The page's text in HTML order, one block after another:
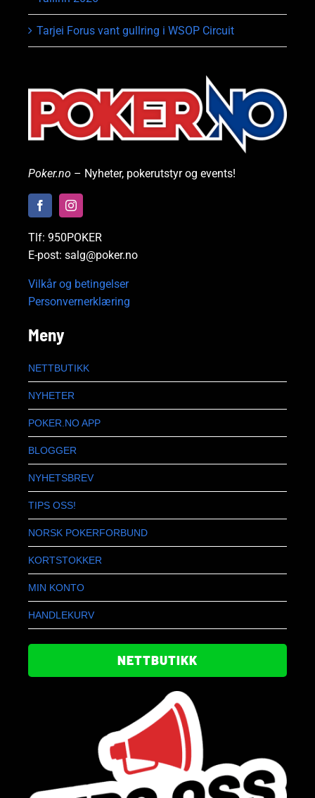
Tarjei Forus vant gullring i WSOP Circuit
Poker.no – Nyheter, pokerutstyr og events!
Tlf: 950POKER
E-post: salg@poker.no
Vilkår og betingelser
Personvernerklæring
Meny
NETTBUTIKK
NYHETER
POKER.NO APP
BLOGGER
NYHETSBREV
TIPS OSS!
NORSK POKERFORBUND
KORTSTOKKER
MIN KONTO
HANDLEKURV
NETTBUTIKK